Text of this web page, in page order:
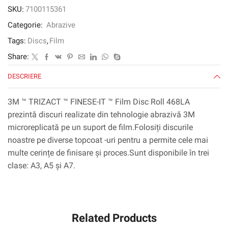
mm,
SKU: 7100115361
Categorie: Abrazive
Tags: Discs,Film
Share:
DESCRIERE
3M ™ TRIZACT ™ FINESE-IT ™ Film Disc Roll 468LA
prezintă discuri realizate din tehnologie abrazivă 3M
microreplicată pe un suport de film.Folosiți discurile
noastre pe diverse topcoat -uri pentru a permite cele mai
multe cerințe de finisare și proces.Sunt disponibile în trei
clase: A3, A5 și A7.
Related Products